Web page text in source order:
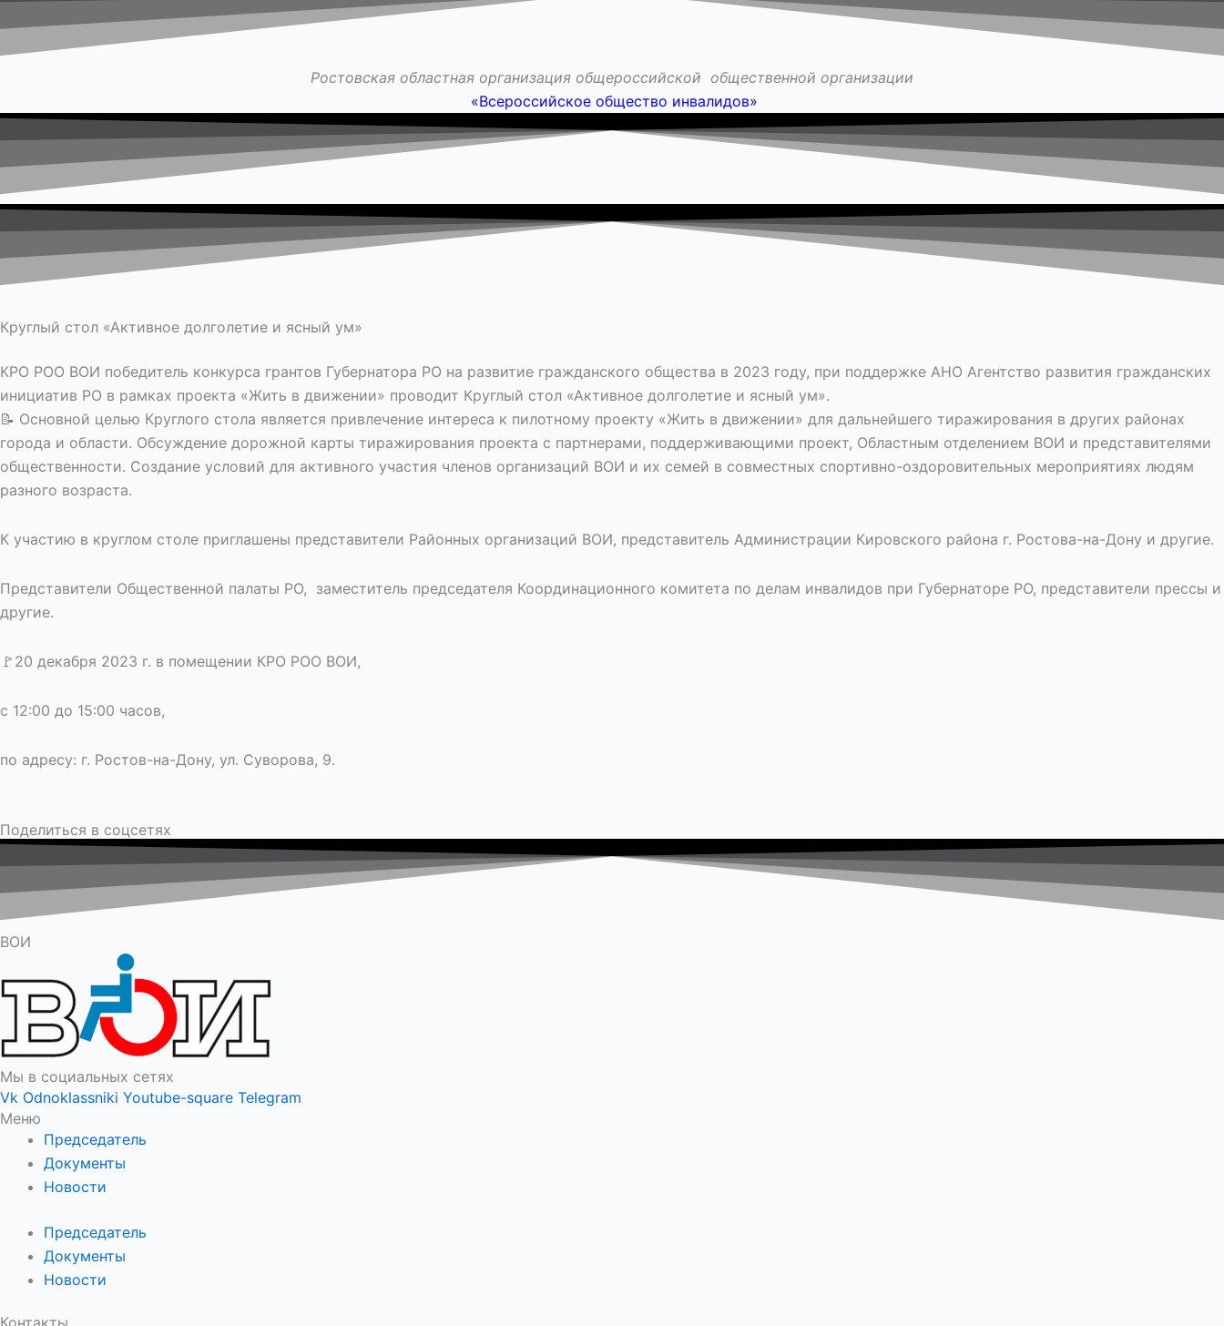
Ростовская областная организация общероссийской общественной организации
«Всероссийское общество инвалидов»
Круглый стол «Активное долголетие и ясный ум»
КРО РОО ВОИ победитель конкурса грантов Губернатора РО на развитие гражданского общества в 2023 году, при поддержке АНО Агентство развития гражданских
инициатив РО в рамках проекта «Жить в движении» проводит Круглый стол «Активное долголетие и ясный ум».
📝 Основной целью Круглого стола является привлечение интереса к пилотному проекту «Жить в движении» для дальнейшего тиражирования в других районах
города и области. Обсуждение дорожной карты тиражирования проекта с партнерами, поддерживающими проект, Областным отделением ВОИ и представителями
общественности. Создание условий для активного участия членов организаций ВОИ и их семей в совместных спортивно-оздоровительных мероприятиях людям
разного возраста.
К участию в круглом столе приглашены представители Районных организаций ВОИ, представитель Администрации Кировского района г. Ростова-на-Дону и другие.
Представители Общественной палаты РО, заместитель председателя Координационного комитета по делам инвалидов при Губернаторе РО, представители прессы и
другие.
🚩20 декабря 2023 г. в помещении КРО РОО ВОИ,
с 12:00 до 15:00 часов,
по адресу: г. Ростов-на-Дону, ул. Суворова, 9.
Поделиться в соцсетях
ВОИ
Мы в социальных сетях
Vk Odnoklassniki Youtube-square Telegram
Меню
Председатель
Документы
Новости
Председатель
Документы
Новости
Контакты